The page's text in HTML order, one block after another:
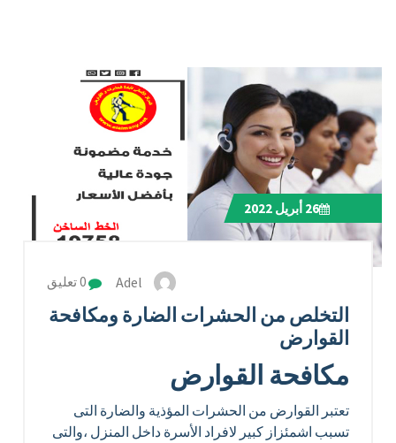
26 أبريل 2022
Adel
التخلص من الحشرات الضارة ومكافحة
القوارض
مكافحة القوارض
تعتبر القوارض من الحشرات المؤذية والضارة التى
تسبب اشمئزاز كبير لافراد الأسرة داخل المنزل ،والتى